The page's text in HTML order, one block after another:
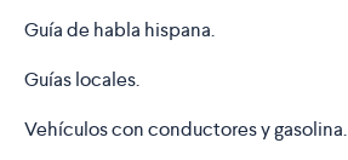
Guía de habla hispana.
Guías locales.
Vehículos con conductores y gasolina.